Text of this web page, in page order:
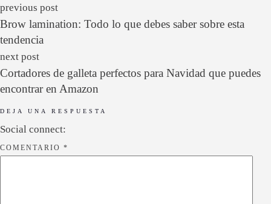
previous post
Brow lamination: Todo lo que debes saber sobre esta
tendencia
next post
Cortadores de galleta perfectos para Navidad que puedes
encontrar en Amazon
DEJA UNA RESPUESTA
Social connect:
COMENTARIO *